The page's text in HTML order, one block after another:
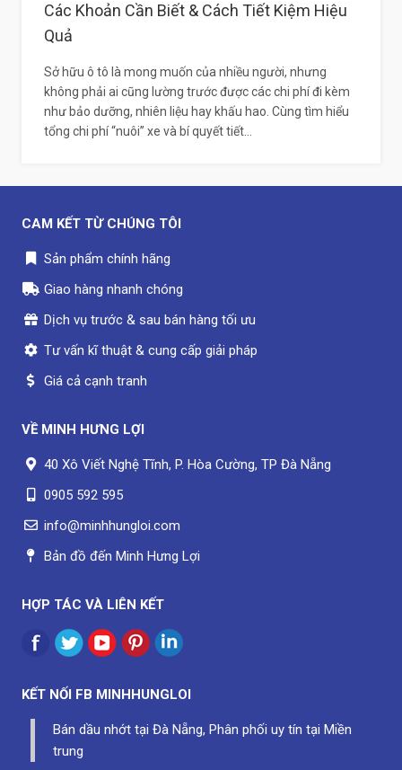
Các Khoản Cần Biết & Cách Tiết Kiệm Hiệu
Quả
Sở hữu ô tô là mong muốn của nhiều người, nhưng
không phải ai cũng lường trước được các chi phí đi kèm
như bảo dưỡng, nhiên liệu hay khấu hao. Cùng tìm hiểu
tổng chi phí “nuôi” xe và bí quyết tiết...
CAM KẾT TỪ CHÚNG TÔI
Sản phẩm chính hãng
Giao hàng nhanh chóng
Dịch vụ trước & sau bán hàng tối ưu
Tư vấn kĩ thuật & cung cấp giải pháp
Giá cả cạnh tranh
VỀ MINH HƯNG LỢI
40 Xô Viết Nghệ Tĩnh, P. Hòa Cường, TP Đà Nẵng
0905 592 595
info@minhhungloi.com
Bản đồ đến Minh Hưng Lợi
HỢP TÁC VÀ LIÊN KẾT
KẾT NỐI FB MINHHUNGLOI
Bán dầu nhớt tại Đà Nẵng, Phân phối uy tín tại Miền
trung